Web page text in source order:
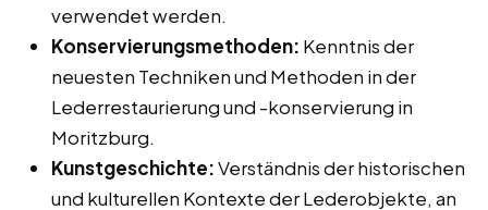
verwendet werden.
Konservierungsmethoden: Kenntnis der
neuesten Techniken und Methoden in der
Lederrestaurierung und -konservierung in
Moritzburg.
Kunstgeschichte:Verständnis der historischen
und kulturellen Kontexte der Lederobjekte, an